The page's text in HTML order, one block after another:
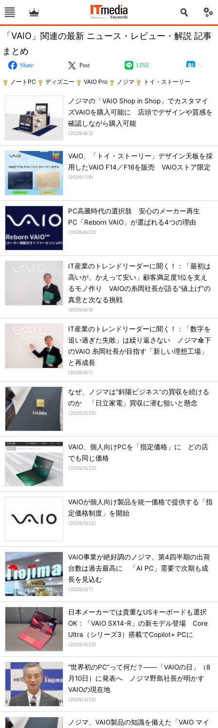
「VAIO」関連の最新 ニュース・レビュー・解説 記事
まとめ
Share Post LINE
ノートPC ディズニー VAIO Pro ノジマ トイ・ストーリー
ノジマの「VAIO Shop in Shop」でカスタマイ
ズVAIOを購入可能に 店頭でデザインや質感を
確認しながら購入可能
(2026/8/3)
VAIO、「トイ・ストーリー」デザイン天板を採
用したVAIO F14／F16を販売 VAIOストア限定
(2026/7/6)
PC高騰時代の選択肢 安心のメーカー再生
PC「Reborn VAIO」が選ばれる4つの理由
(2026/6/22)
IT産業のトレンドリーダーに聞く！：「最初は
高いが、かえって安い」顧客満足度1位を支え
るモノ作り VAIOの糸岡社長が語る“値上げ”の
真意と次なる挑戦
(2026/6/3)
IT産業のトレンドリーダーに聞く！：「数字を
追い過ぎた失敗」は繰り返さない ノジマ傘下
のVAIO 糸岡社長が目指す「新しい理想工場」
と再成長
(2026/6/1)
なぜ、ノジマは“斜陽ビジネス”の買収を続ける
のか 「日立家電」買収に潜む狙いと懸念
(2026/5/25)
VAIO、個人向けPCを「指定価格」に どの店
でも同じ価格
(2026/5/22)
VAIOが個人向け製品を統一価格で提供する「指
定価格制度」を開始
(2026/5/22)
VAIO事業が絶好調のノジマ、第4四半期の出荷
台数は過去最高に 「AI PC」需要で次期も成
長を見込む
(2026/5/7)
日本メーカーでは貴重なUSキーボードも選択
OK：「VAIO SX14-R」の新モデル登場 Core
Ultra（シリーズ3）搭載でCopilot+ PCに
(2026/4/23)
“世界初のPC”って何だ？――「VAIOの日」（8
月10日）に発表へ ノジマ野島社長が明かす
VAIOの現在地
(2026/4/22)
ノジマ、VAIO製品の知識を備えた「VAIO マイ